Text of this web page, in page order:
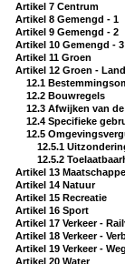
Artikel 7 Centrum
Artikel 8 Gemengd - 1
Artikel 9 Gemengd - 2
Artikel 10 Gemengd - 3
Artikel 11 Groen
Artikel 12 Groen -
12.1
12.2 Bouwregels
12.3 Afwijken van
12.4 Specifieke
12.5
12.5.1
12.5.2
Artikel 13
Artikel 14 Natuur
Artikel 15 Recreatie
Artikel 16 Sport
Artikel 17 Verkeer -
Artikel 18 Verkeer -
Artikel 19 Verkeer -
Artikel 20 Water